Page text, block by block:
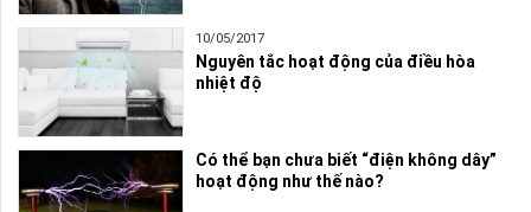
10/05/2017
Nguyên tắc hoạt động của điều hòa
nhiệt độ
Có thể bạn chưa biết “điện không dây”
hoạt động như thế nào?